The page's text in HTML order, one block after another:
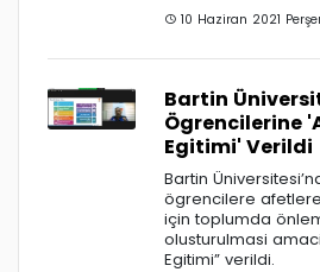
10 Haziran 2021
Bartin
Ögrencilerine
Egitimi' Verildi
Bartin
ögrencilere
için toplumda
olusturulmasi
Egitimi” verildi.